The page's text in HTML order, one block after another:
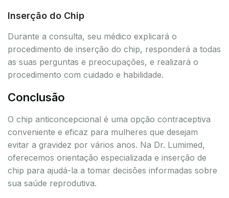
Inserção do Chip
Durante a consulta, seu médico explicará o
procedimento de inserção do chip, responderá a todas
as suas perguntas e preocupações, e realizará o
procedimento com cuidado e habilidade.
Conclusão
O chip anticoncepcional é uma opção contraceptiva
conveniente e eficaz para mulheres que desejam
evitar a gravidez por vários anos. Na Dr. Lumimed,
oferecemos orientação especializada e inserção de
chip para ajudá-la a tomar decisões informadas sobre
sua saúde reprodutiva.